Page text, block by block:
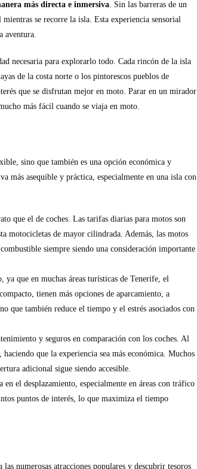
más directa e inmersiva. Sin las barreras de un
se recorre la isla. Esta experiencia sensorial
aventura.
necesaria para explorarlo todo. Cada rincón de la isla
de la costa norte o los pintorescos pueblos de
que se disfrutan mejor en moto. Parar en un mirador
más fácil cuando se viaja en moto.
sino que también es una opción económica y
más asequible y práctica, especialmente en una isla con
que el de coches. Las tarifas diarias para motos son
motocicletas de mayor cilindrada. Además, las motos
siempre siendo una consideración importante
ya que en muchas áreas turísticas de Tenerife, el
tienen más opciones de aparcamiento, a
que también reduce el tiempo y el estrés asociados con
y seguros en comparación con los coches. Al
que la experiencia sea más económica. Muchos
adicional sigue siendo accesible.
el desplazamiento, especialmente en áreas con tráfico
puntos de interés, lo que maximiza el tiempo
numerosas atracciones populares y descubrir tesoros